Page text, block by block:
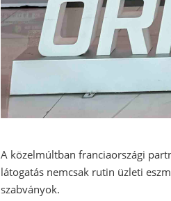
A közelmúltban franciaországi
látogatás nemcsak rutin üzleti
szabványok.